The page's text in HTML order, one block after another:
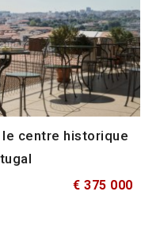
centre historique
€ 375 000